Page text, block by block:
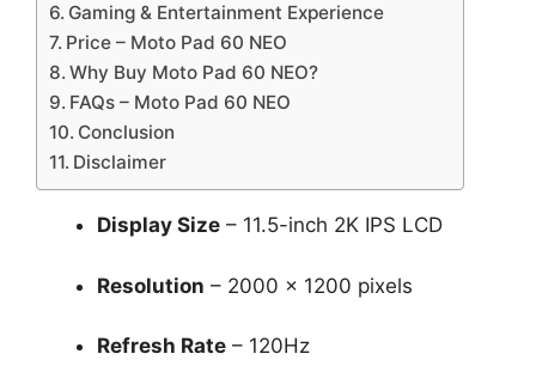
Gaming & Entertainment Experience
Price – Moto Pad 60 NEO
Why Buy Moto Pad 60 NEO?
FAQs – Moto Pad 60 NEO
Conclusion
Disclaimer
Display Size – 11.5-inch 2K IPS LCD
Resolution – 2000 × 1200 pixels
Refresh Rate – 120Hz